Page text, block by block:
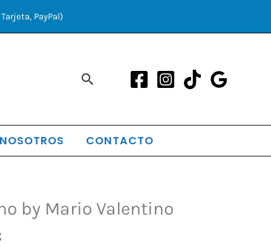
PayPal)
Buscar
CONTACTO
by Mario Valentino
El
precio
actual